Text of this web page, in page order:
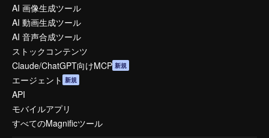
AI 画像生成ツール
AI 動画生成ツール
AI 音声合成ツール
ストックコンテンツ
Claude/ChatGPT向けMCP 新規
エージェント 新規
API
モバイルアプリ
すべてのMagnificツール